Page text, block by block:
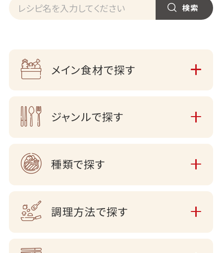
メイン食材で探す
ジャンルで探す
種類で探す
調理方法で探す